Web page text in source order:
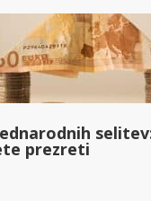
prezreti